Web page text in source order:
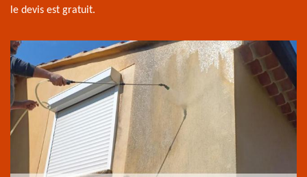
le devis est gratuit.